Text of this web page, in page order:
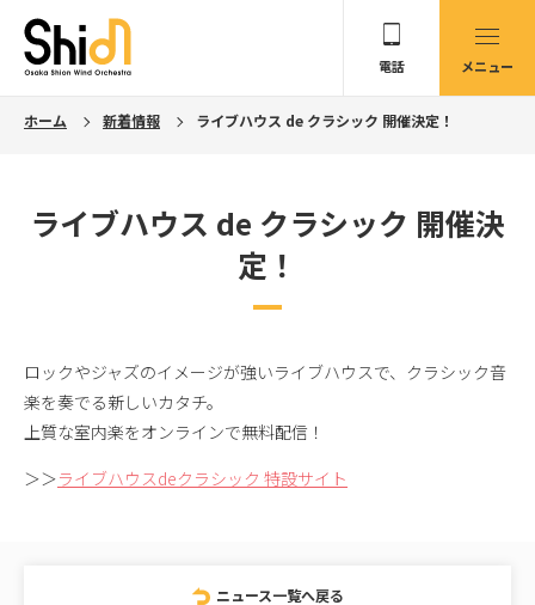
メニュー
電話
ホーム 新着情報 ライブハウス de クラシック 開催決定！
ライブハウス de クラシック 開催決
定！
ロックやジャズのイメージが強いライブハウスで、クラシック音
楽を奏でる新しいカタチ。
上質な室内楽をオンラインで無料配信！
＞＞ライブハウスdeクラシック 特設サイト
ニュース一覧へ戻る